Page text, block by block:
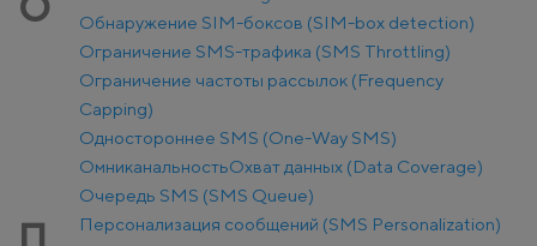
Обнаружение SIM-боксов (SIM-box detection)
Ограничение SMS-трафика (SMS Throttling)
Ограничение частоты рассылок (Frequency
Capping)
Одностороннее SMS (One-Way SMS)
ОмниканальностьОхват данных (Data Coverage)
Очередь SMS (SMS Queue)
Персонализация сообщений (SMS Personalization)